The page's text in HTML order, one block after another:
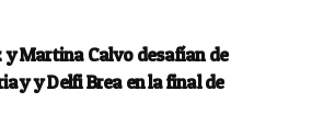
y Martina Calvo desafían de
y Delfi Brea en la final de